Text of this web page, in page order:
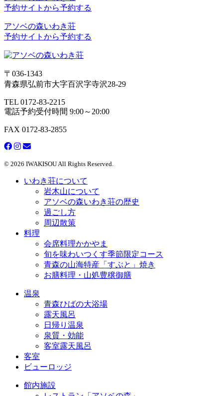
予約サイトから予約する
アソベの森いわき荘
予約サイトから予約する
〒036-1343
青森県弘前市大字百沢字寺沢28-29
TEL 0172-83-2215
電話予約受付時間 9:00～20:00
FAX 0172-83-2855
© 2026 IWAKISOU All Rights Reserved.
いわき荘について
岩木山について
アソベの森いわき荘の歴史
過ごし方
周辺散策
料理
会席料理かかやま
旬を味わいつくす季節限定コース
青森の山海特産「すぶと」焼き
お膳料理・山処豊穣御膳
温泉
青森ひばの大浴場
露天風呂
日帰り温泉
泉質・効能
客室露天風呂
客室
ビューロッジ
館内施設